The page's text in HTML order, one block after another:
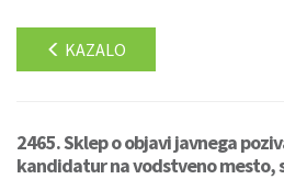
KAZALO
2465. Sklep o objavi javnega
kandidatur na vodstveno mesto,